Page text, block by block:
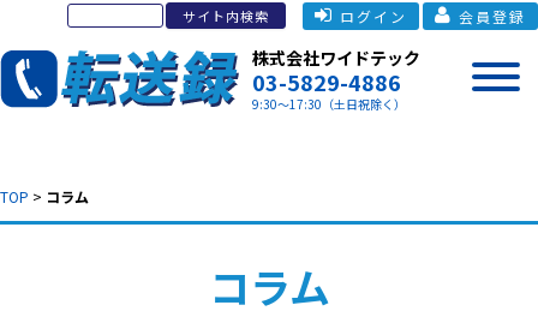
ログイン 会員登録
株式会社ワイドテック
03-5829-4886
9:30～17:30（土日祝除く）
TOP > コラム
コラム